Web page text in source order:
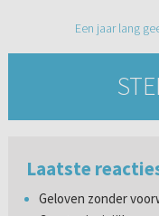
Een jaar lang
Laatste
Geloven zonder